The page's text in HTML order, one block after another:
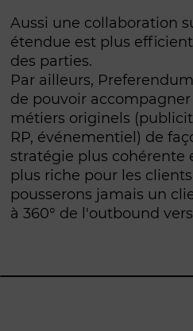
Aussi une collaboration
étendue est plus
des parties.
Par ailleurs,
de pouvoir accompagner
métiers originels
RP, événementiel) de
stratégie plus cohérente
plus riche pour les
pousserons jamais un
à 360° de l'outbound